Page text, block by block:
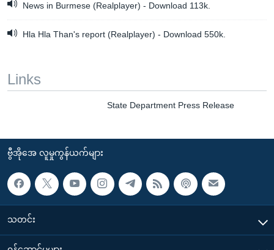
News in Burmese (Realplayer) - Download 113k.
Hla Hla Than's report (Realplayer) - Download 550k.
Links
State Department Press Release
ဗွီအိုအေ လူမှုကွန်ယက်များ
သတင်း